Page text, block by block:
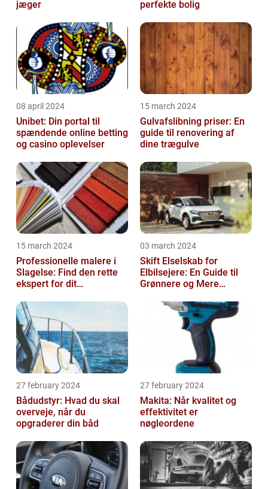
jæger perfekte bolig
08 april 2024
Unibet: Din portal til
spændende online betting
og casino oplevelser
15 march 2024
Gulvafslibning priser: En
guide til renovering af
dine trægulve
15 march 2024
Professionelle malere i
Slagelse: Find den rette
ekspert for dit
03 march 2024
Skift Elselskab for
Elbilsejere: En Guide til
Grønnere og Mere
27 february 2024
Bådudstyr: Hvad du skal
overveje, når du
opgraderer din båd
27 february 2024
Makita: Når kvalitet og
effektivitet er
nøgleordene